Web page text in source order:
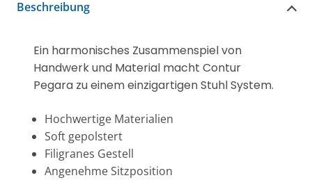
Beschreibung
Ein harmonisches Zusammenspiel von
Handwerk und Material macht Contur
Pegara zu einem einzigartigen Stuhl System.
Hochwertige Materialien
Soft gepolstert
Filigranes Gestell
Angenehme Sitzposition